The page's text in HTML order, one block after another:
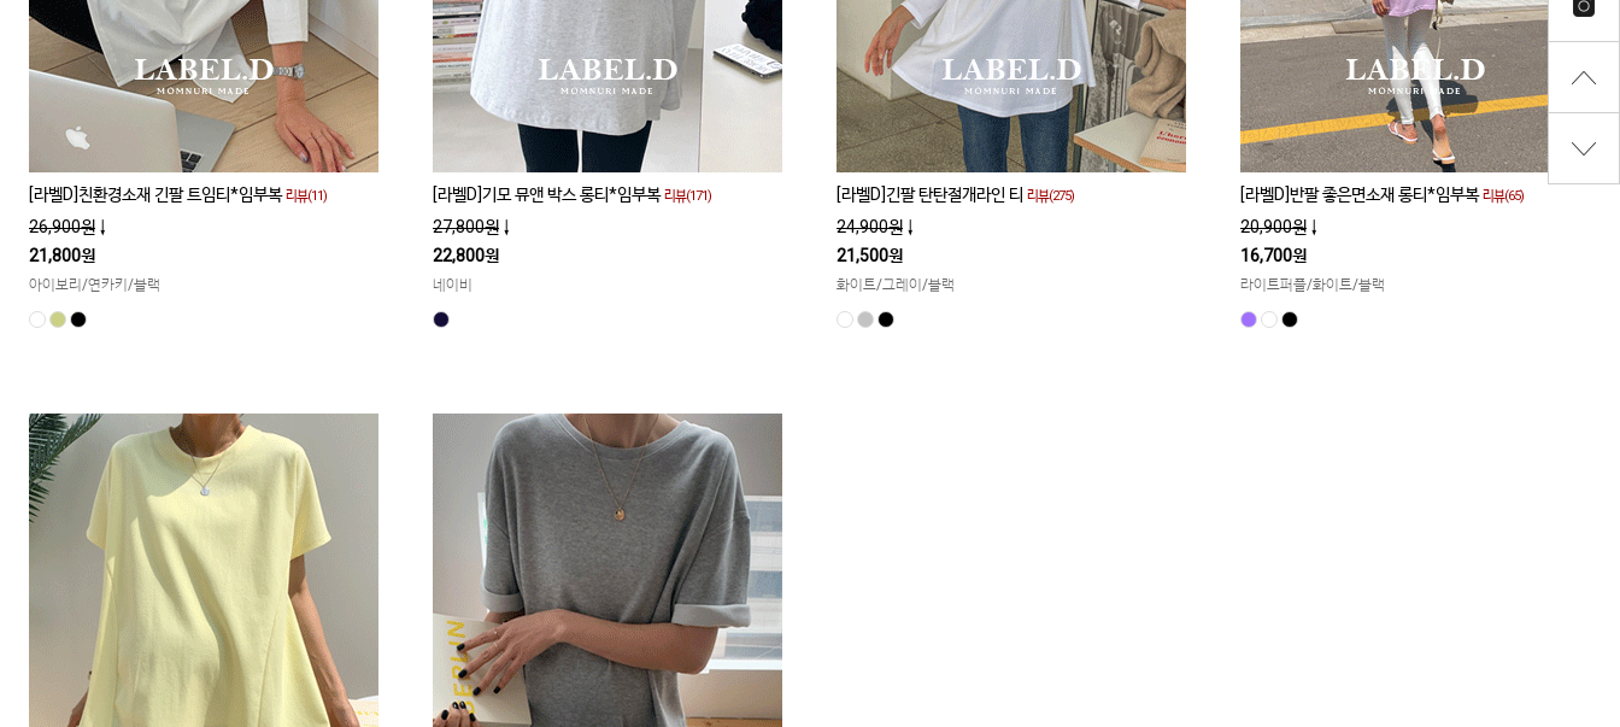
[라벨D]친환경소재 긴팔 트임티*임부복리뷰(11)
26,900원 ↓
21,800원
아이보리/연카키/블랙
[라벨D]기모 뮤앤 박스 롱티*임부복리뷰(171)
27,800원 ↓
22,800원
네이비
[라벨D]긴팔 탄탄절개라인 티 리뷰(275)
24,900원 ↓
21,500원
화이트/그레이/블랙
[라벨D]반팔 좋은면소재 롱티*임부복리뷰(65)
20,900원 ↓
16,700원
라이트퍼플/화이트/블랙